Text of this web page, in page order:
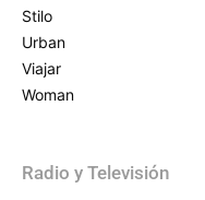
Stilo
Urban
Viajar
Woman
Radio y Televisión